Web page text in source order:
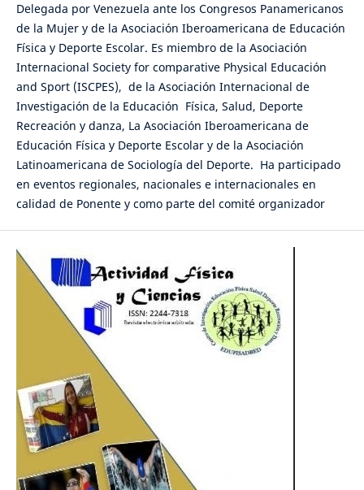
Delegada por Venezuela ante los Congresos Panamericanos
de la Mujer y de la Asociación Iberoamericana de Educación
Física y Deporte Escolar. Es miembro de la Asociación
Internacional Society for comparative Physical Educación
and Sport (ISCPES), de la Asociación Internacional de
Investigación de la Educación Física, Salud, Deporte
Recreación y danza, La Asociación Iberoamericana de
Educación Física y Deporte Escolar y de la Asociación
Latinoamericana de Sociología del Deporte. Ha participado
en eventos regionales, nacionales e internacionales en
calidad de Ponente y como parte del comité organizador